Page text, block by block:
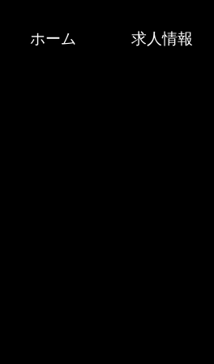
ホーム 求人情報